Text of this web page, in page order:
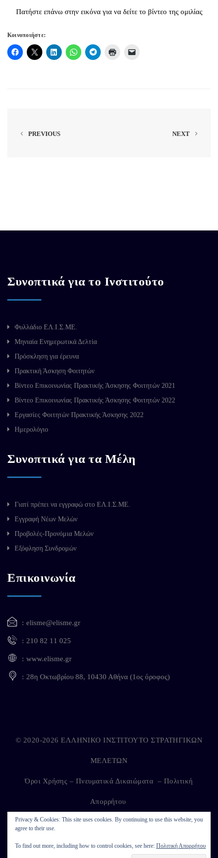
Πατήστε επάνω στην εικόνα για να δείτε το βίντεο της ομιλίας
Κοινοποιήστε:
PREVIOUS NEXT
Συνοπτικά για το Ινστιτούτο
Φυλλάδιο ΕΛ.Ι.Σ.ΜΕ.
Μηνιαία Ενημερωτικά Δελτία
Πρόσκληση για έρευνα
Πρακτική Άσκηση Φοιτητών
Βίντεο Επικοινωνίας Πρακτικής Άσκησης Φοιτητών 2021
Βίντεο Επικοινωνίας Πρακτικής Άσκησης Φοιτητών 2022
Εργασίες Φοιτητών Πρακτικής Άσκησης 2022
Ημερολόγιο
Συνοπτικά για τα Μέλη
Γιατί πρέπει να εγγραφώ στο ΕΛ.Ι.Σ.ΜΕ.
Εγγραφή Νέων Μελών
Προβολές-Προνόμια Μελών
Εξόφληση Συνδρομών
Επικοινωνία
elisme@elisme.gr
210 82 11 025
www.elisme.gr
28η Οκτωβρίου 88, 10430 Αθήνα (1ος όροφος)
Privacy & Cookies: This site uses cookies. By continuing to use this website, you
agree to their use.
To find out more, including how to control cookies, see here: Πολιτική Απορρήτου
© 2020-2026 ΕΛΛΗΝΙΚΟ ΙΝΣΤΙΤΟΥΤΟ ΣΤΡΑΤΗΓΙΚΩΝ
ΜΕΛΕΤΩΝ
Όροι Χρήσης – Πνευματικά Δικαιώματα – Πολιτική
Απορρήτου
Developed by